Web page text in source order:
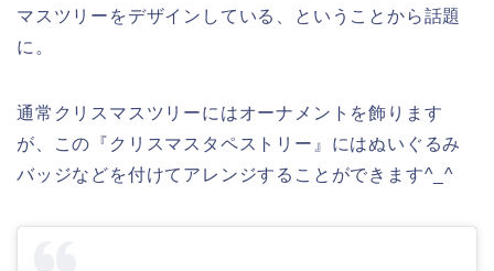
マスツリーをデザインしている、ということから話題
に。
通常クリスマスツリーにはオーナメントを飾ります
が、この『クリスマスタペストリー』にはぬいぐるみ
バッジなどを付けてアレンジすることができます^_^